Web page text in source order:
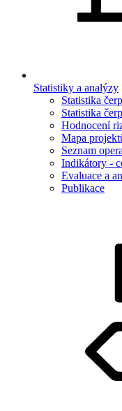
Statistiky a analýzy
Statistika
Statistika
Hodnocení
Mapa
Seznam
Indikátory -
Evaluace a
Publikace